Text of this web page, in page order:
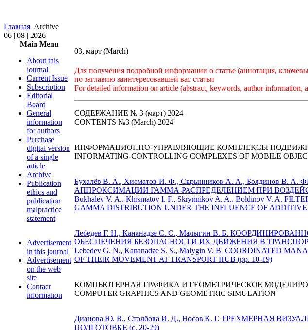
Главная Archive
06 | 08 | 2026
Main Menu
About this
journal
Current Issue
Subscription
Editorial
Board
General
information
for authors
Purchase
digital version
of a single
article
Archive
Publication
ethics and
publication
malpractice
statement
Advertisement
in this journal
Advertisement
on the web
site
Contact
information
03, март (March)
Для получения подробной информации о статье (аннотация,
по заглавию заинтересовавшей вас статьи
For detailed information on article (abstract, keywords, author
СОДЕРЖАНИЕ № 3 (март) 2024
CONTENTS №3 (March) 2024
ИНФОРМАЦИОННО-УПРАВЛЯЮЩИЕ КОМПЛЕКСЫ
INFORMATING-CONTROLLING COMPLEXES OF MOBILE
Бухалёв В. А., Хисматов И. Ф., Скрынников А. А., Болдинов
АППРОКСИМАЦИИ ГАММА-РАСПРЕДЕЛЕНИЕМ ПРИ
Bukhalev V. A., Khismatov I. F., Skrynnikov A. A., Boldinov V. A.
GAMMA DISTRIBUTION UNDER THE INFLUENCE OF
Лебедев Г. Н., Кананадзе С. С., Малыгин В. Б.
ОБЕСПЕЧЕНИЯ БЕЗОПАСНОСТИ ИХ ДВИЖЕНИЯ В
Lebedev G. N., Kananadze S. S., Malygin V. B. COORDINATED
OF THEIR MOVEMENT AT TRANSPORT HUB (pp. 10-19)
КОМПЬЮТЕРНАЯ ГРАФИКА И ГЕОМЕТРИЧЕСКОЕ
COMPUTER GRAPHICS AND GEOMETRIC SIMULATION
Дианова Ю. В., Столбова И. Д., Носов К. Г. ТРЕХМЕРНАЯ
ПОДГОТОВКЕ (с. 20-29)